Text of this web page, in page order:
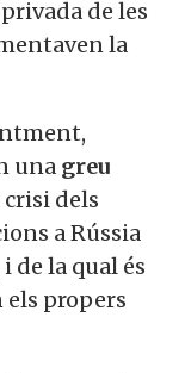
de les
la
una greu
crisi dels
a Rússia
de la qual és
els propers